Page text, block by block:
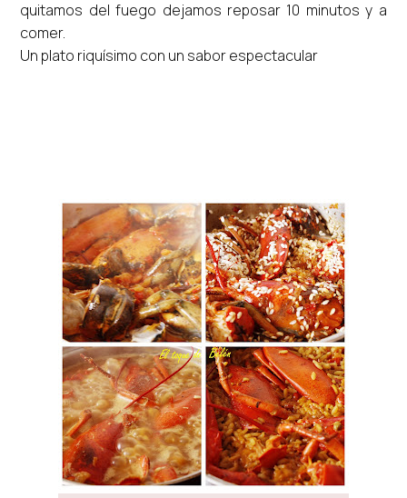
quitamos del fuego dejamos reposar 10 minutos y a
comer.
Un plato riquísimo con un sabor espectacular